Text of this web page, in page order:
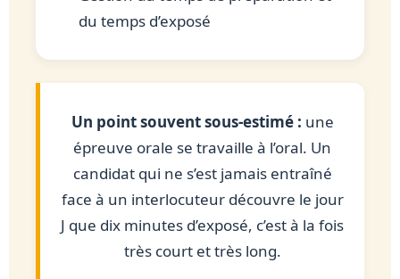
du temps d’exposé
Un point souvent sous-estimé : une
épreuve orale se travaille à l’oral. Un
candidat qui ne s’est jamais entraîné
face à un interlocuteur découvre le jour
J que dix minutes d’exposé, c’est à la fois
très court et très long.